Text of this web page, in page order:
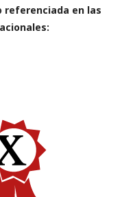
referenciada en las